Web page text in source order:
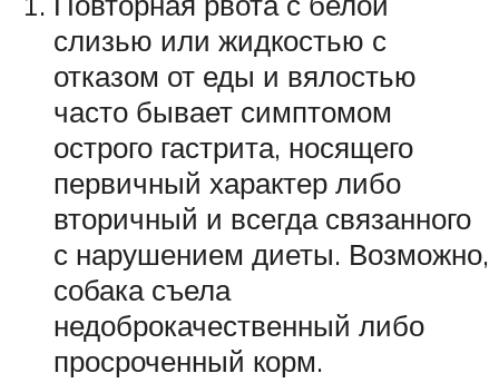
слизью или жидкостью с
отказом от еды и вялостью
часто бывает симптомом
острого гастрита, носящего
первичный характер либо
вторичный и всегда связанного
с нарушением диеты. Возможно,
собака съела
недоброкачественный либо
просроченный корм.